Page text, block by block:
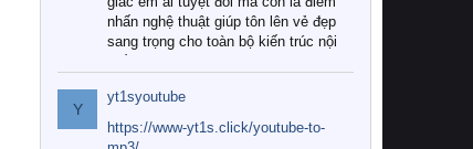
nhấn nghệ thuật giúp tôn lên vẻ đẹp
sang trọng cho toàn bộ kiến trúc nội
Tuy nhiên, giữa thị trường đa dạng
với vô vàn thương hiệu và mẫu mã
như hiện nay, làm thế nào để chọn
Y
yt1syoutube
https://www-yt1s.click/youtube-to-